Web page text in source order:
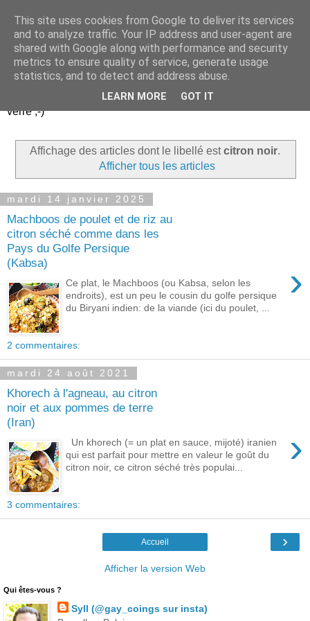
Un peu gay dans les
coings...
Découvrir le monde. Assiette après assiette. Verre après
verre ;-)
Affichage des articles dont le libellé estcitron noir.
Afficher tous les articles
mardi 14 janvier 2025
Machboos de poulet et de riz au
citron séché comme dans les
Pays du Golfe Persique
(Kabsa)
›
Ce plat, le Machboos (ou Kabsa, selon les
endroits), est un peu le cousin du golfe persique
du Biryani indien: de la viande (ici du poulet, ...
2 commentaires:
mardi 24 août 2021
Khorech à l'agneau, au citron
noir et aux pommes de terre
(Iran)
›
Un khorech (= un plat en sauce, mijoté) iranien
qui est parfait pour mettre en valeur le goût du
citron noir, ce citron séché très populai...
3 commentaires:
›
Accueil
Afficher la version Web
Qui êtes-vous ?
Syll (@gay_coings sur insta)
This site uses cookies from Google to deliver its services
and to analyze traffic. Your IP address and user-agent are
shared with Google along with performance and security
metrics to ensure quality of service, generate usage
statistics, and to detect and address abuse.
LEARN MORE GOT IT